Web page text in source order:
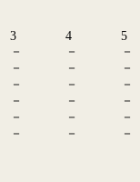
3
－
－
－
－
－
－
4
－
－
－
－
－
－
5
－
－
－
－
－
－